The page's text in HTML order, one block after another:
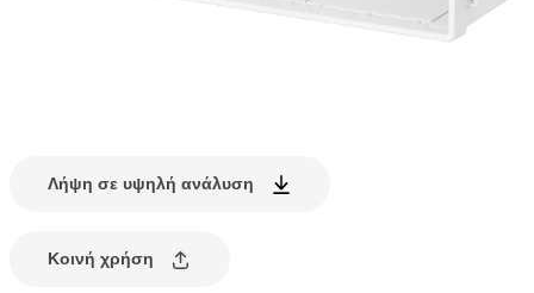
Λήψη σε υψηλή ανάλυση
Κοινή χρήση